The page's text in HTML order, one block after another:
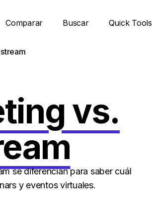
Comparar Buscar Quick Tools
vs.
se diferencian para saber cuál
y eventos virtuales.